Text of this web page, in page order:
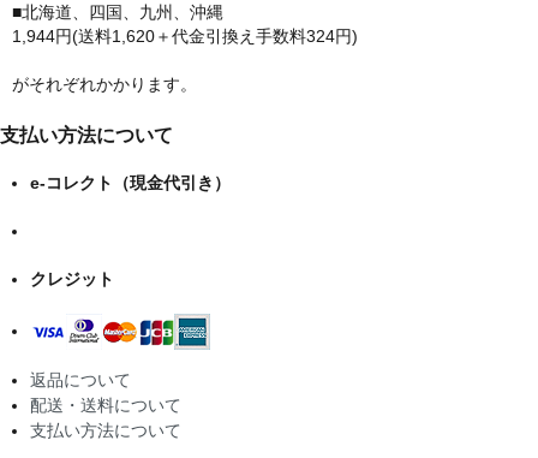
■北海道、四国、九州、沖縄
1,944円(送料1,620＋代金引換え手数料324円)
がそれぞれかかります。
支払い方法について
e-コレクト（現金代引き）
クレジット
返品について
配送・送料について
支払い方法について